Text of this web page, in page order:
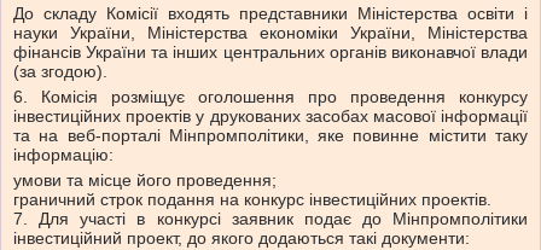
До складу Комісії входять представники Міністерства освіти і
науки України, Міністерства економіки України, Міністерства
фінансів України та інших центральних органів виконавчої влади
(за згодою).
6. Комісія розміщує оголошення про проведення конкурсу
інвестиційних проектів у друкованих засобах масової інформації
та на веб-порталі Мінпромполітики, яке повинне містити таку
інформацію:
умови та місце його проведення;
граничний строк подання на конкурс інвестиційних проектів.
7. Для участі в конкурсі заявник подає до Мінпромполітики
інвестиційний проект, до якого додаються такі документи: